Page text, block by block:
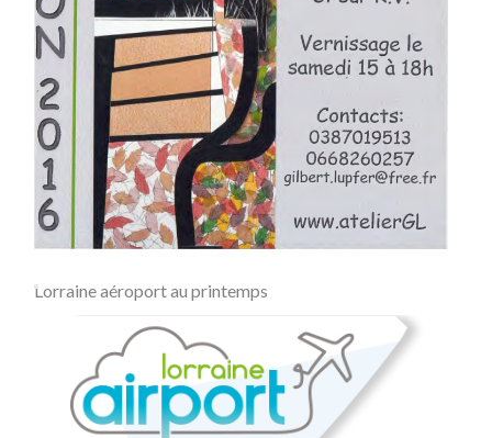
Lorraine aéroport au printemps